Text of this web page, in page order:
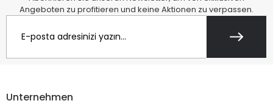
Angeboten zu profitieren und keine Aktionen zu verpassen.
Unternehmen